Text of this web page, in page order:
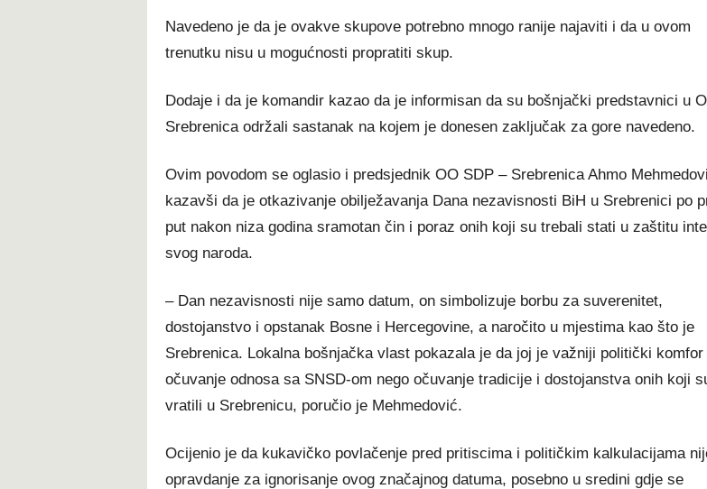
Navedeno je da je ovakve skupove potrebno mnogo ranije najaviti i da u ovom
trenutku nisu u mogućnosti propratiti skup.
Dodaje i da je komandir kazao da je informisan da su bošnjački predstavnici u
Srebrenica održali sastanak na kojem je donesen zaključak za gore navedeno.
Ovim povodom se oglasio i predsjednik OO SDP – Srebrenica Ahmo
kazavši da je otkazivanje obilježavanja Dana nezavisnosti BiH u Srebrenici po
put nakon niza godina sramotan čin i poraz onih koji su trebali stati u zaštitu
svog naroda.
– Dan nezavisnosti nije samo datum, on simbolizuje borbu za suverenitet,
dostojanstvo i opstanak Bosne i Hercegovine, a naročito u mjestima kao što je
Srebrenica. Lokalna bošnjačka vlast pokazala je da joj je važniji politički komfor
očuvanje odnosa sa SNSD-om nego očuvanje tradicije i dostojanstva onih koji
vratili u Srebrenicu, poručio je Mehmedović.
Ocijenio je da kukavičko povlačenje pred pritiscima i političkim kalkulacijama
opravdanje za ignorisanje ovog značajnog datuma, posebno u sredini gdje se